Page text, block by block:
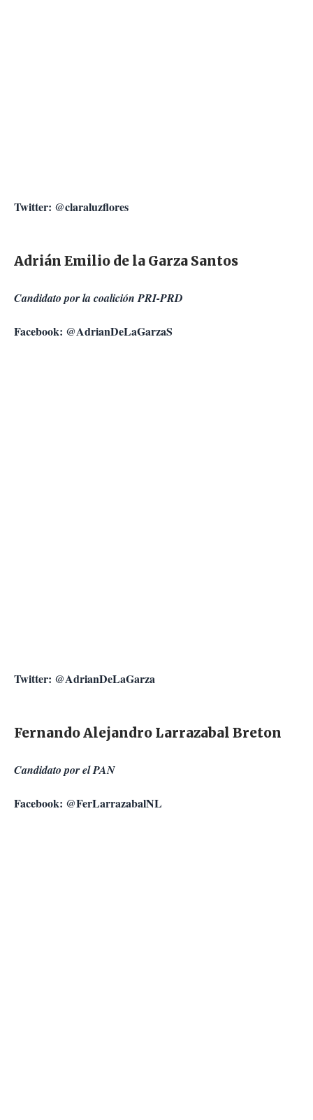
Twitter: @claraluzflores
Adrián Emilio de la Garza Santos
Candidato por la coalición PRI-PRD
Facebook: @AdrianDeLaGarzaS
Twitter: @AdrianDeLaGarza
Fernando Alejandro Larrazabal Breton
Candidato por el PAN
Facebook: @FerLarrazabalNL